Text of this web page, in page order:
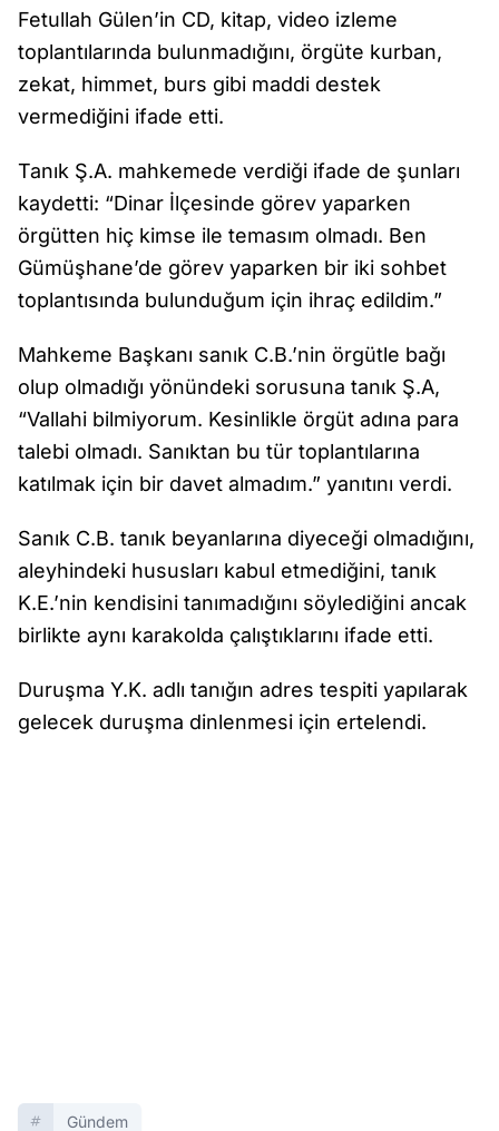
Fetullah Gülen’in CD, kitap, video izleme
toplantılarında bulunmadığını, örgüte kurban,
zekat, himmet, burs gibi maddi destek
vermediğini ifade etti.
Tanık Ş.A. mahkemede verdiği ifade de şunları
kaydetti: “Dinar İlçesinde görev yaparken
örgütten hiç kimse ile temasım olmadı. Ben
Gümüşhane’de görev yaparken bir iki sohbet
toplantısında bulunduğum için ihraç edildim.”
Mahkeme Başkanı sanık C.B.’nin örgütle bağı
olup olmadığı yönündeki sorusuna tanık Ş.A,
“Vallahi bilmiyorum. Kesinlikle örgüt adına para
talebi olmadı. Sanıktan bu tür toplantılarına
katılmak için bir davet almadım.” yanıtını verdi.
Sanık C.B. tanık beyanlarına diyeceği olmadığını,
aleyhindeki hususları kabul etmediğini, tanık
K.E.’nin kendisini tanımadığını söylediğini ancak
birlikte aynı karakolda çalıştıklarını ifade etti.
Duruşma Y.K. adlı tanığın adres tespiti yapılarak
gelecek duruşma dinlenmesi için ertelendi.
Gündem